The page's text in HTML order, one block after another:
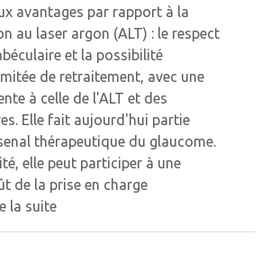
avantages par rapport à la
au laser argon (ALT) : le respect
et la possibilité
de retraitement, avec une
à celle de l'ALT et des
Elle fait aujourd'hui partie
thérapeutique du glaucome.
elle peut participer à une
de la prise en charge
la suite